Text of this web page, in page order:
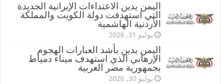
اليمن يدين الاعتداءات الإيرانية الجديدة
التي استهدفت دولة الكويت والمملكة
الأردنية الهاشمية
يوليو 31, 2026
اليمن يدين بأشد العبارات الهجوم
الإرهابي الذي استهدف ميناء دمياط
بجمهورية مصر العربية
يوليو 30, 2026